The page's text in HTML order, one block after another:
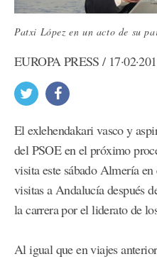
Patxi López en un acto de su
EUROPA PRESS /
El exlehendakari vasco y
del PSOE en el próximo
visita este sábado Almería
visitas a Andalucía después
la carrera por el liderato de
Al igual que en viajes